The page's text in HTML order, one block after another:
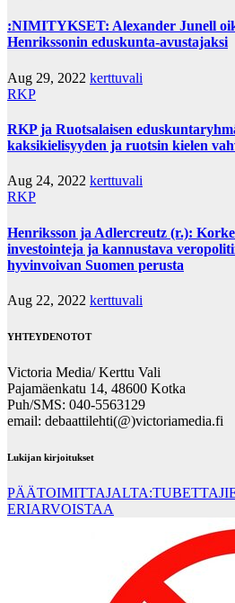
:NIMITYKSET: Alexander Junell
Henrikssonin eduskunta-avustajaksi
Aug 29, 2022 kerttuvali
RKP
RKP ja Ruotsalaisen
kaksikielisyyden ja ruotsin kielen
Aug 24, 2022 kerttuvali
RKP
Henriksson ja Adlercreutz (r.):
investointeja ja kannustava
hyvinvoivan Suomen perusta
Aug 22, 2022 kerttuvali
YHTEYDENOTOT
Victoria Media/ Kerttu Vali
Pajamäenkatu 14, 48600 Kotka
Puh/SMS: 040-5563129
email: debaattilehti(@)victoriamedia.fi
Lukijan kirjoitukset
ERIARVOISTAA